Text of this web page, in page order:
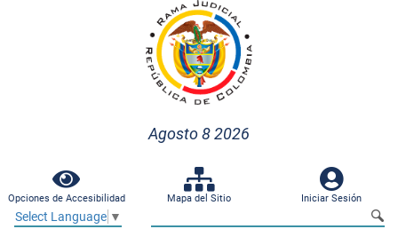
Agosto 8 2026
Opciones de Accesibilidad Mapa del Sitio Iniciar Sesión
Select Language ▼